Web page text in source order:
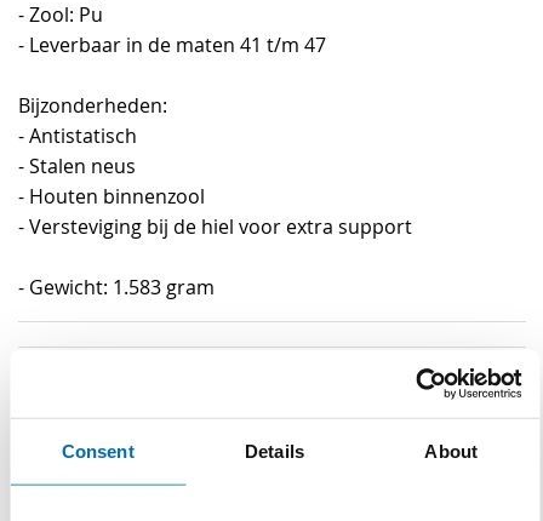
Consent Details About
- Zool: Pu
- Leverbaar in de maten 41 t/m 47
Bijzonderheden:
- Antistatisch
- Stalen neus
- Houten binnenzool
- Versteviging bij de hiel voor extra support
- Gewicht: 1.583 gram
Specificaties
Materiaal Leer